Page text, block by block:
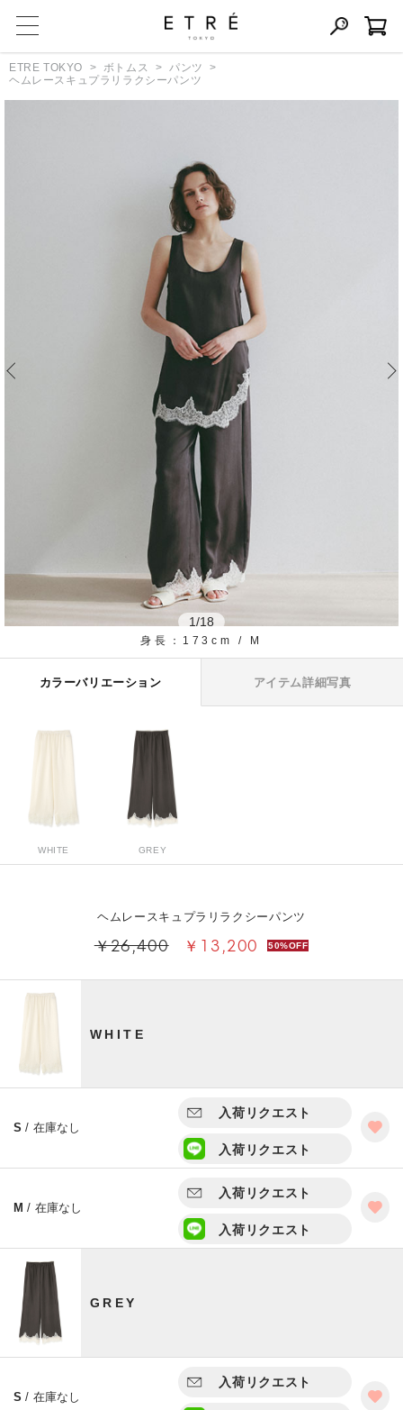
ETRE TOKYO ボトムス
パンツ
ヘムレースキュプラリラクシーパンツ
1/18
身長：173cm / M
カラーバリエーション アイテム詳細写真
WHITE GREY
ヘムレースキュプラリラクシーパンツ
￥26,400 ￥13,200 50%OFF
WHITE
S / 在庫なし
入荷リクエスト
入荷リクエスト
M / 在庫なし
入荷リクエスト
入荷リクエスト
GREY
S / 在庫なし
入荷リクエスト